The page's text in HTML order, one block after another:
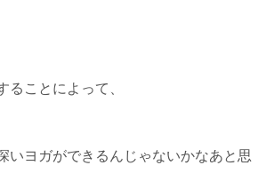
ることによって、
いヨガができるんじゃないかなあと思